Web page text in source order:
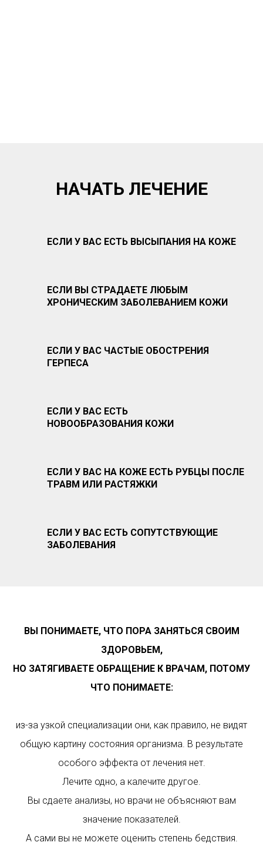
НАЧАТЬ ЛЕЧЕНИЕ
ЕСЛИ У ВАС ЕСТЬ ВЫСЫПАНИЯ НА КОЖЕ
ЕСЛИ ВЫ СТРАДАЕТЕ ЛЮБЫМ
ХРОНИЧЕСКИМ ЗАБОЛЕВАНИЕМ КОЖИ
ЕСЛИ У ВАС ЧАСТЫЕ ОБОСТРЕНИЯ
ГЕРПЕСА
ЕСЛИ У ВАС ЕСТЬ
НОВООБРАЗОВАНИЯ КОЖИ
ЕСЛИ У ВАС НА КОЖЕ ЕСТЬ РУБЦЫ ПОСЛЕ
ТРАВМ ИЛИ РАСТЯЖКИ
ЕСЛИ У ВАС ЕСТЬ СОПУТСТВУЮЩИЕ
ЗАБОЛЕВАНИЯ
ВЫ ПОНИМАЕТЕ, ЧТО ПОРА ЗАНЯТЬСЯ СВОИМ
ЗДОРОВЬЕМ,
НО ЗАТЯГИВАЕТЕ ОБРАЩЕНИЕ К ВРАЧАМ, ПОТОМУ
ЧТО ПОНИМАЕТЕ:
из-за узкой специализации они, как правило, не видят
общую картину состояния организма. В результате
особого эффекта от лечения нет.
Лечите одно, а калечите другое.
Вы сдаете анализы, но врачи не объясняют вам
значение показателей.
А сами вы не можете оценить степень бедствия.